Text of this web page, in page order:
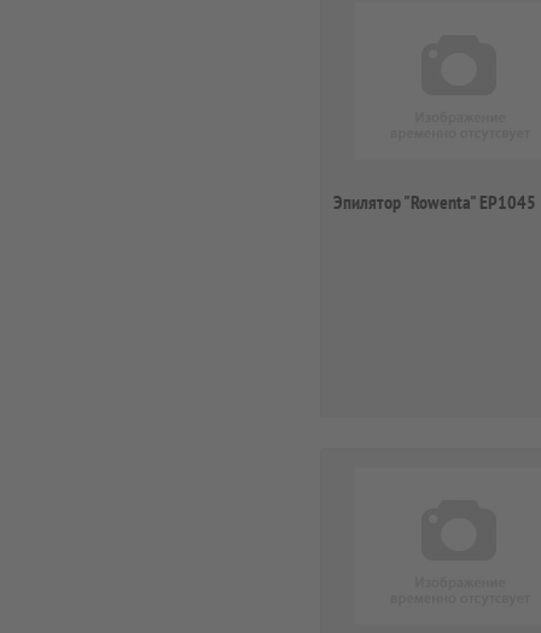
Эпилятор "Rowenta" EP1045